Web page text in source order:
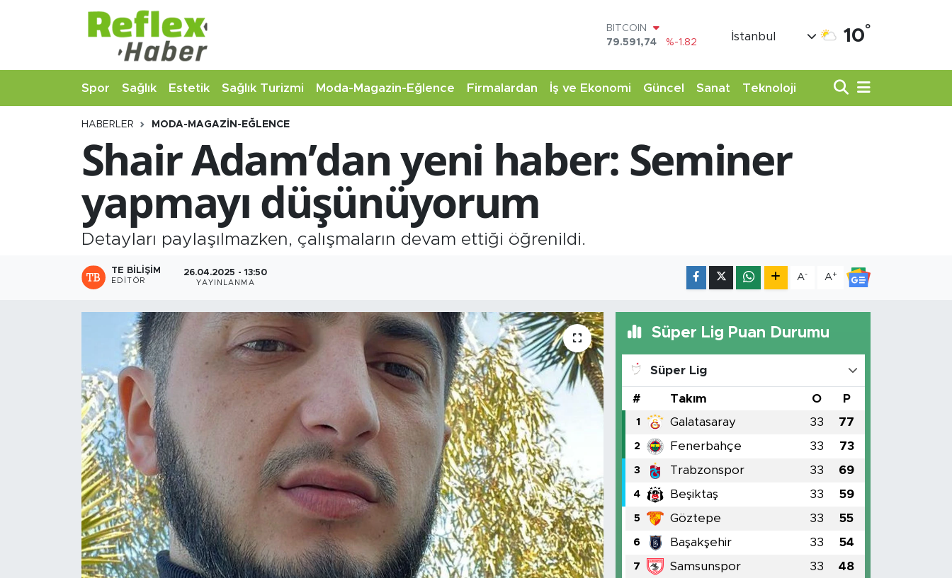
BITCOIN
79.591,74
%-1.82
45,43620
%0.02
EURO
6862,09000
%0.19
BİST100
İstanbul 10°
Spor Sağlık Estetik Sağlık Turizmi Moda-Magazin-Eğlence Firmalardan İş ve Ekonomi Güncel Sanat Teknoloji
HABERLER MODA-MAGAZIN-EĞLENCE
Shair Adam’dan yeni haber: Seminer
yapmayı düşünüyorum
Detayları paylaşılmazken, çalışmaların devam ettiği öğrenildi.
TE BILIŞIM
EDITÖR
26.04.2025 - 13:50
YAYINLANMA
A- A+
Süper Lig Puan Durumu
Süper Lig
# Takım O P
1 Galatasaray 33 77
2 Fenerbahçe 33 73
3 Trabzonspor 33 69
4 Beşiktaş 33 59
5 Göztepe 33 55
6 Başakşehir 33 54
7 Samsunspor 33 48
Estetik
Firmalardan
İş ve Ekonomi
Moda-Magazin-Eğlence
Teknoloji
Nöbetçi Eczaneler
Hava Durumu
Namaz Vakitleri
Trafik Durumu
Şampiyonlar Ligi Puan Durumu ve Fikstür
Tüm Manşetler
Son Dakika Haberleri